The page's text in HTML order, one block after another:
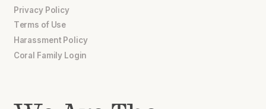
Privacy Policy
Terms of Use
Harassment Policy
Coral Family Login